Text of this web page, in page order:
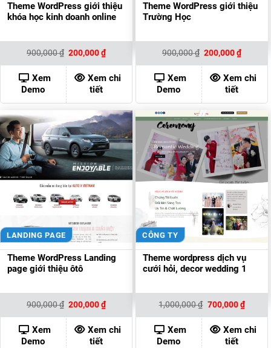
Theme WordPress giới thiệu
khóa học kinh doanh online
900,000₫ Giá
gốc
là:
900,000 ₫.
200,000₫Giá
hiện
tại
là:
200,000 ₫.
Xem
Demo
Xem chi
tiết
Theme WordPress giới thiệu
Trường Học
900,000₫ Giá
gốc
là:
900,000 ₫.
200,000₫Giá
hiện
tại
là:
Xem
Demo
Xem chi
tiết
LANDING PAGE
Theme WordPress Landing
page giới thiệu ôtô
900,000₫ Giá
là:
900,000 ₫.
200,000₫Giá
hiện
tại
là:
200,000 ₫.
Xem
Demo
Xem chi
tiết
CÔNG TY
Theme wordpress dịch vụ
cưới hỏi, decor wedding 1
1,000,000₫ Giá
là:
1,000,000 ₫.
700,000₫Giá
hiện
tại
là:
Xem
Demo
Xem chi
tiết